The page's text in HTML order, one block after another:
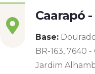
Caarapó -
Base:
BR-163, 7640 -
Jardim